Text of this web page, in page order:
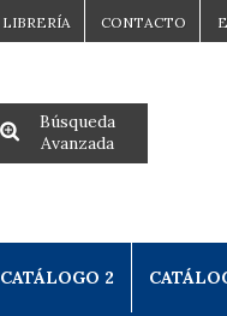
CONTACTO
LIBRERÍA
Búsqueda
Avanzada
CATÁLOGO 2